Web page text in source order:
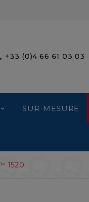
+33 (0)4 66 61 03 03
SUR-MESURE
1520